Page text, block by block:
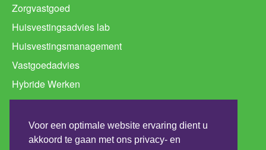
Voor een optimale website ervaring dient u
akkoord te gaan met ons privacy- en
Zorgvastgoed
Huisvestingsadvies lab
Huisvestingsmanagement
Vastgoedadvies
Hybride Werken
Ruimtebehoefte analyse
Programma van Eisen huisvesting
Werkplekconcepten